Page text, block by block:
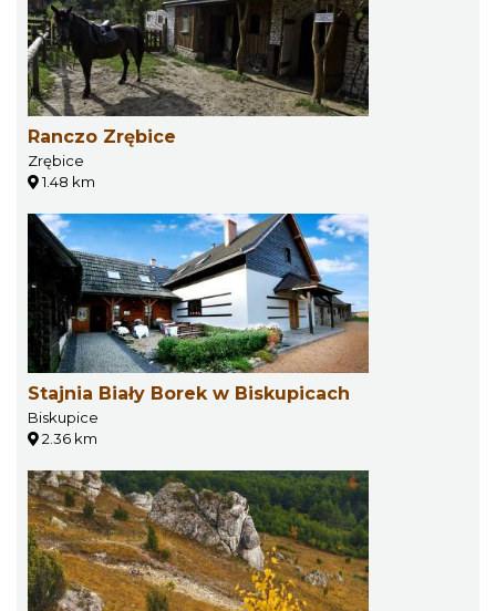
Ranczo Zrębice
Zrębice
1.48 km
Stajnia Biały Borek w Biskupicach
Biskupice
2.36 km